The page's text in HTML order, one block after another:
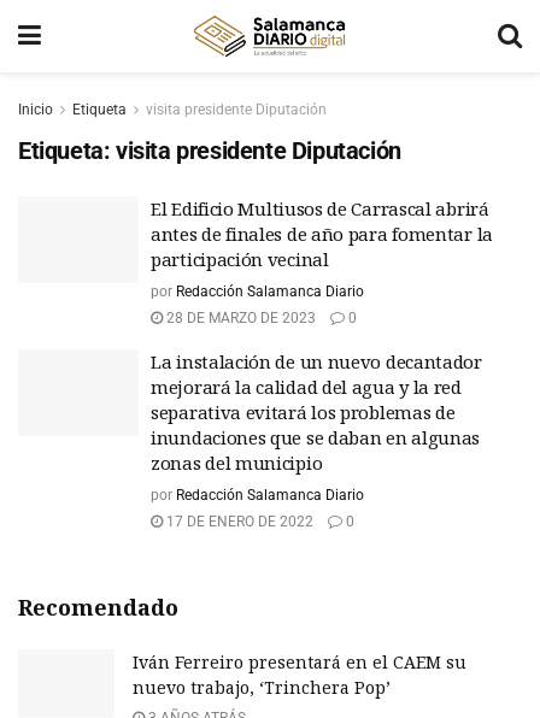
Inicio Etiqueta visita presidente Diputación
Etiqueta: visita presidente Diputación
El Edificio Multiusos de Carrascal abrirá
antes de finales de año para fomentar la
participación vecinal
por Redacción Salamanca Diario
28 DE MARZO DE 2023
0
La instalación de un nuevo decantador
mejorará la calidad del agua y la red
separativa evitará los problemas de
inundaciones que se daban en algunas
zonas del municipio
por Redacción Salamanca Diario
17 DE ENERO DE 2022
0
Recomendado
Iván Ferreiro presentará en el CAEM su
nuevo trabajo, ‘Trinchera Pop’